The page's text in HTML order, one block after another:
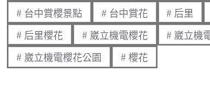
#台中賞櫻景點 #台中賞花 # 后里
#后里櫻花 #崴立機電櫻花 # 崴立機
#崴立機電櫻花公園 #櫻花